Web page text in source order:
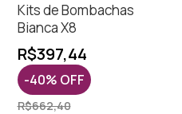
Kits de Bombachas
Bianca X8
R$397,44
-40% OFF
R$662,40